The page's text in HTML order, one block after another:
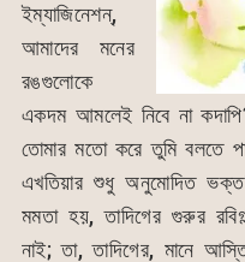
ইম্যাজিনেশন্,
আমাদের মনের
রঙগুলোকে
একদম আমলেই নিবে না
তোমার মতো করে তুমি বলতে
এখতিয়ার শুধু অনুমোদিত
মমতা হয়, তাদিগের গুরুর
নাই; তা, তাদিগের, মানে